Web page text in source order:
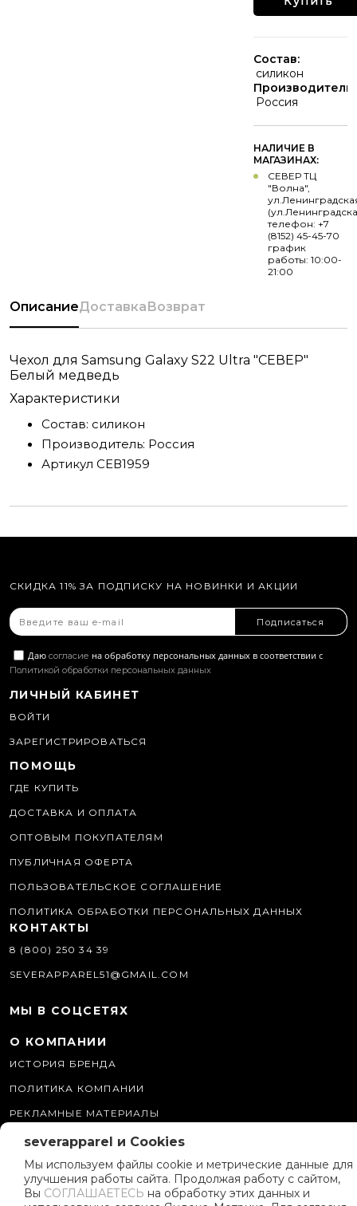
Состав:
силикон
Производитель:
Россия
НАЛИЧИЕ В
МАГАЗИНАХ:
СЕВЕР ТЦ
"Волна",
телефон: +7
(8152) 45-45-70
график
работы: 10:00-
21:00
ОписаниеДоставкаВозврат
Чехол для Samsung Galaxy S22 Ultra "СЕВЕР"
Белый медведь
Характеристики
Состав: силикон
Производитель: Россия
Артикул СЕВ1959
СКИДКА 11% ЗА ПОДПИСКУ НА НОВИНКИ И АКЦИИ
Подписаться
Даю согласие на обработку персональных данных в соответствии с
Политикой обработки персональных данных
ЛИЧНЫЙ КАБИНЕТ
ВОЙТИ
ЗАРЕГИСТРИРОВАТЬСЯ
ПОМОЩЬ
ГДЕ КУПИТЬ
ДОСТАВКА И ОПЛАТА
ОПТОВЫМ ПОКУПАТЕЛЯМ
ПУБЛИЧНАЯ ОФЕРТА
ПОЛЬЗОВАТЕЛЬСКОЕ СОГЛАШЕНИЕ
ПОЛИТИКА ОБРАБОТКИ ПЕРСОНАЛЬНЫХ ДАННЫХ
КОНТАКТЫ
8 (800) 250 34 39
SEVERAPPAREL51@GMAIL.COM
МЫ В СОЦСЕТЯХ
О КОМПАНИИ
ИСТОРИЯ БРЕНДА
ПОЛИТИКА КОМПАНИИ
РЕКЛАМНЫЕ МАТЕРИАЛЫ
ПРОГРАММА ЛОЯЛЬНОСТИ
severapparel и Cookies
Мы используем файлы cookie и метрические данные для
улучшения работы сайта. Продолжая работу с сайтом,
Вы СОГЛАШАЕТЕСЬ на обработку этих данных и